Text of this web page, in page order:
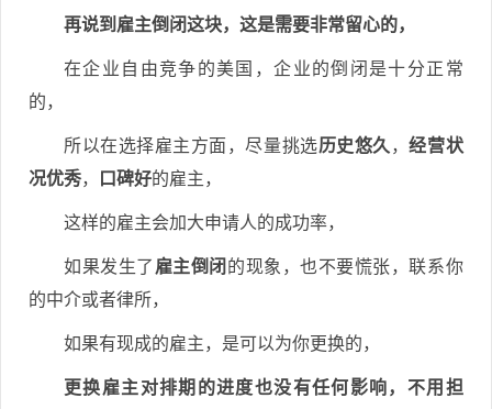
再说到雇主倒闭这块，这是需要非常留心的，
在企业自由竞争的美国，企业的倒闭是十分正常
的，
所以在选择雇主方面，尽量挑选历史悠久 ，经营状
况优秀， 口碑好的雇主，
这样的雇主会加大申请人的成功率，
如果发生了 雇主倒闭 的现象，也不要慌张，联系你
的中介或者律所，
如果有现成的雇主，是可以为你更换的，
更换雇主对排期的进度也没有任何影响，不用担